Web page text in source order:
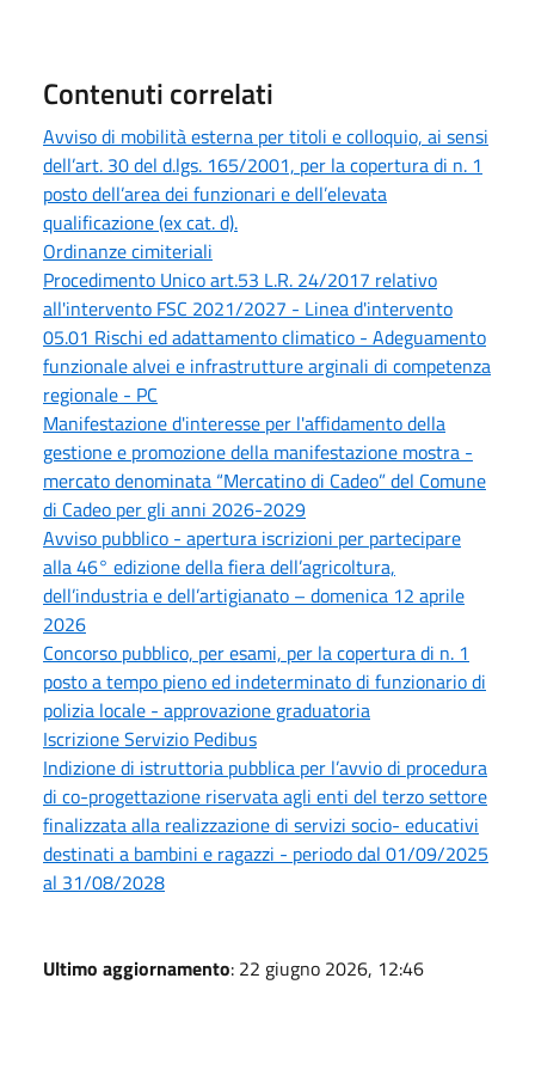
Contenuti correlati
Avviso di mobilità esterna per titoli e colloquio, ai sensi
dell’art. 30 del d.lgs. 165/2001, per la copertura di n. 1
posto dell’area dei funzionari e dell’elevata
qualificazione (ex cat. d).
Ordinanze cimiteriali
Procedimento Unico art.53 L.R. 24/2017 relativo
all'intervento FSC 2021/2027 - Linea d'intervento
05.01 Rischi ed adattamento climatico - Adeguamento
funzionale alvei e infrastrutture arginali di competenza
regionale - PC
Manifestazione d'interesse per l'affidamento della
gestione e promozione della manifestazione mostra -
mercato denominata “Mercatino di Cadeo” del Comune
di Cadeo per gli anni 2026-2029
Avviso pubblico - apertura iscrizioni per partecipare
alla 46° edizione della fiera dell’agricoltura,
dell’industria e dell’artigianato – domenica 12 aprile
2026
Concorso pubblico, per esami, per la copertura di n. 1
posto a tempo pieno ed indeterminato di funzionario di
polizia locale - approvazione graduatoria
Iscrizione Servizio Pedibus
Indizione di istruttoria pubblica per l’avvio di procedura
di co-progettazione riservata agli enti del terzo settore
finalizzata alla realizzazione di servizi socio- educativi
destinati a bambini e ragazzi - periodo dal 01/09/2025
al 31/08/2028
Ultimo aggiornamento: 22 giugno 2026, 12:46